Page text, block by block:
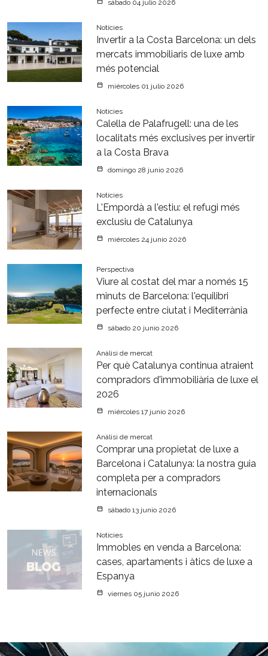
sábado 04 julio 2026
Notícies
Invertir a la Costa Barcelona: un dels
mercats immobiliaris de luxe amb
més potencial
miércoles 01 julio 2026
Notícies
Calella de Palafrugell: una de les
localitats més exclusives per invertir
a la Costa Brava
domingo 28 junio 2026
Notícies
L'Empordà a l'estiu: el refugi més
exclusiu de Catalunya
miércoles 24 junio 2026
Perspectiva
Viure al costat del mar a només 15
minuts de Barcelona: l'equilibri
perfecte entre ciutat i Mediterrània
sábado 20 junio 2026
Anàlisi de mercat
Per què Catalunya continua atraient
compradors d'immobiliària de luxe el
2026
miércoles 17 junio 2026
Anàlisi de mercat
Comprar una propietat de luxe a
Barcelona i Catalunya: la nostra guia
completa per a compradors
internacionals
sábado 13 junio 2026
Notícies
Immobles en venda a Barcelona:
cases, apartaments i àtics de luxe a
Espanya
viernes 05 junio 2026